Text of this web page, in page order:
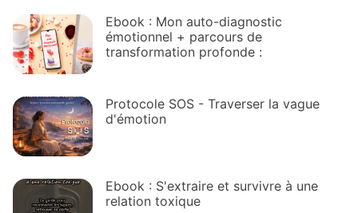
Ebook : Mon auto-diagnostic
émotionnel + parcours de
transformation profonde :
Protocole SOS - Traverser la vague
d'émotion
Ebook : S'extraire et survivre à une
relation toxique